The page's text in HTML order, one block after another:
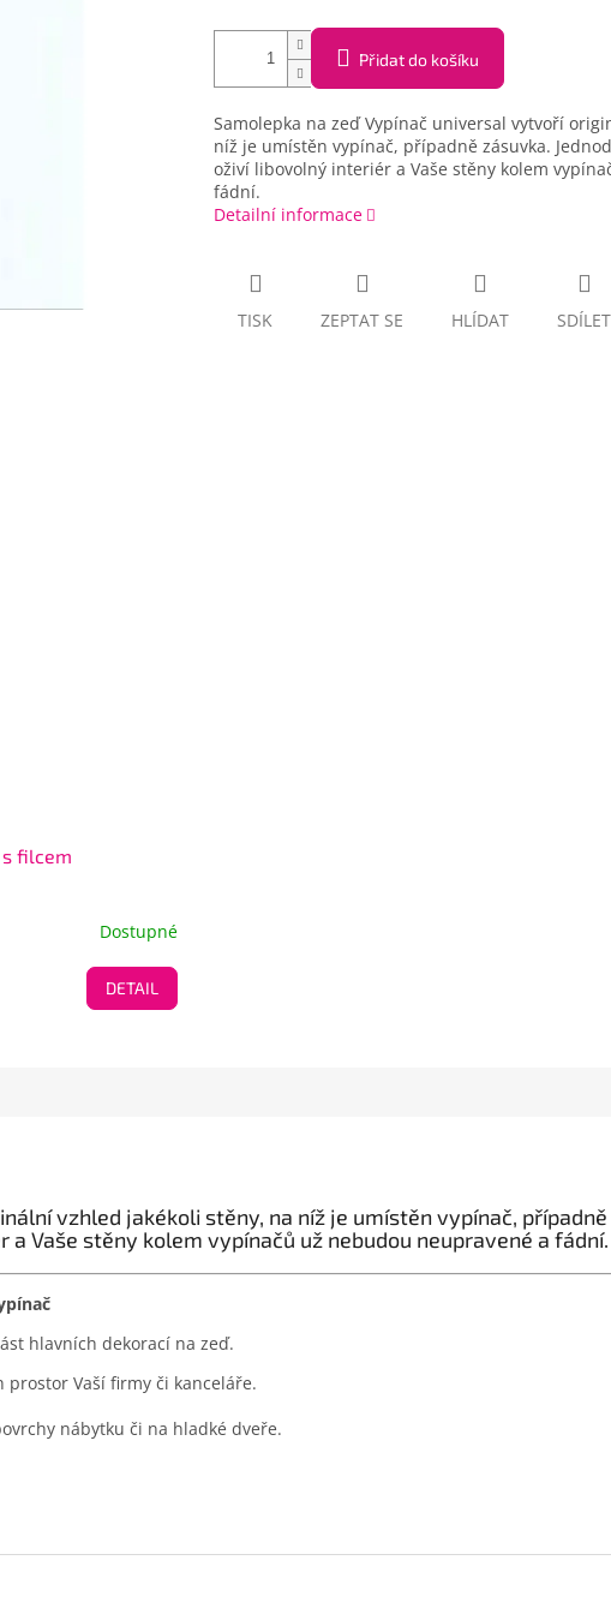
Přidat do košíku
Samolepka na zeď Vypínač universal vytvoří
níž je umístěn vypínač, případně zásuvka.
oživí libovolný interiér a Vaše stěny kolem
fádní.
Detailní informace
TISK ZEPTAT SE HLÍDAT SDÍLET
filcem
Dostupné
DETAIL
vzhled jakékoli stěny, na níž je umístěn vypínač, případně
Vaše stěny kolem vypínačů už nebudou neupravené a fádní.
hlavních dekorací na zeď.
prostor Vaší firmy či kanceláře.
nábytku či na hladké dveře.